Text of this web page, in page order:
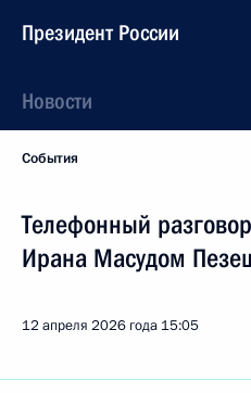
Президент России
Новости
События
Телефонный
Ирана Масудом
12 апреля 2026 года 15:05